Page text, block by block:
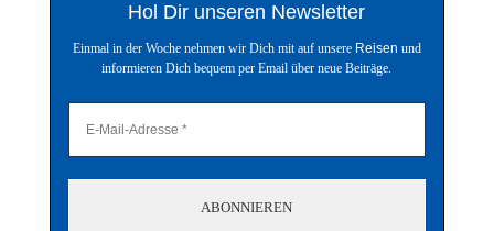
Hol Dir unseren Newsletter
Einmal in der Woche nehmen wir Dich mit auf unsere Reisen und
informieren Dich bequem per Email über neue Beiträge.